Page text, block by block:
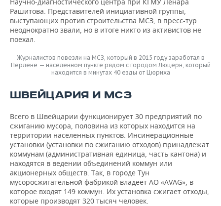
Рашитова. Представителей инициативной группы,
выступающих против строительства МСЗ, в пресс-тур
неоднократно звали, но в итоге никто из активистов не
поехал.
Журналистов повезли на МСЗ, который в 2015 году заработал в
Перлене — населенном пункте рядом с городом Люцерн, который
находится в минутах 40 езды от Цюриха
ШВЕЙЦАРИЯ И МСЗ
Всего в Швейцарии функционирует 30 предприятий по
сжиганию мусора, половина из которых находится на
территории населенных пунктов. Инсинерационные
установки (установки по сжиганию отходов) принадлежат
коммунам (административная единица, часть кантона) и
находятся в ведении объединений коммун или
акционерных обществ. Так, в городе Тун
мусоросжигательной фабрикой владеет АО «AVAG», в
которое входят 149 коммун. Их установка сжигает отходы,
которые производят 320 тысяч человек.